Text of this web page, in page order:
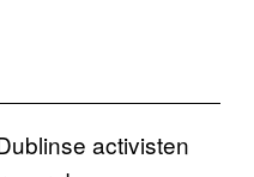
activisten